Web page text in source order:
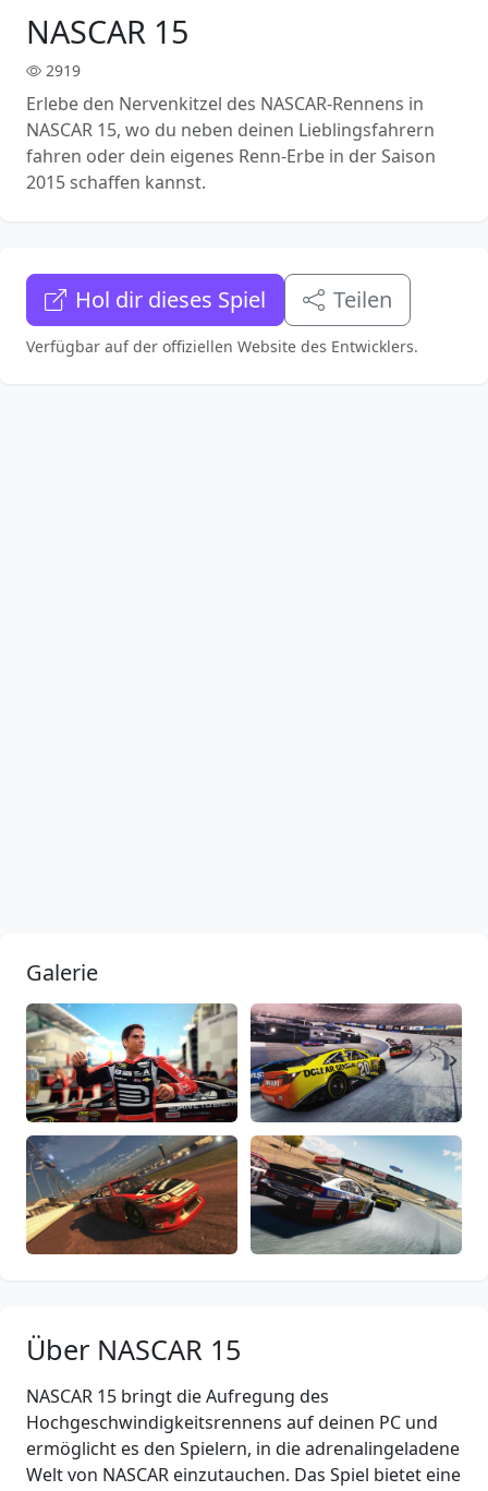
NASCAR 15
2919
Erlebe den Nervenkitzel des NASCAR-Rennens in
NASCAR 15, wo du neben deinen Lieblingsfahrern
fahren oder dein eigenes Renn-Erbe in der Saison
2015 schaffen kannst.
Hol dir dieses Spiel Teilen
Verfügbar auf der offiziellen Website des Entwicklers.
Galerie
Über NASCAR 15
NASCAR 15 bringt die Aufregung des
Hochgeschwindigkeitsrennens auf deinen PC und
ermöglicht es den Spielern, in die adrenalingeladene
Welt von NASCAR einzutauchen. Das Spiel bietet eine